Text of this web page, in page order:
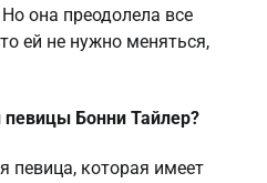
она преодолела все
ей не нужно меняться,
Бонни Тайлер?
певица, которая имеет